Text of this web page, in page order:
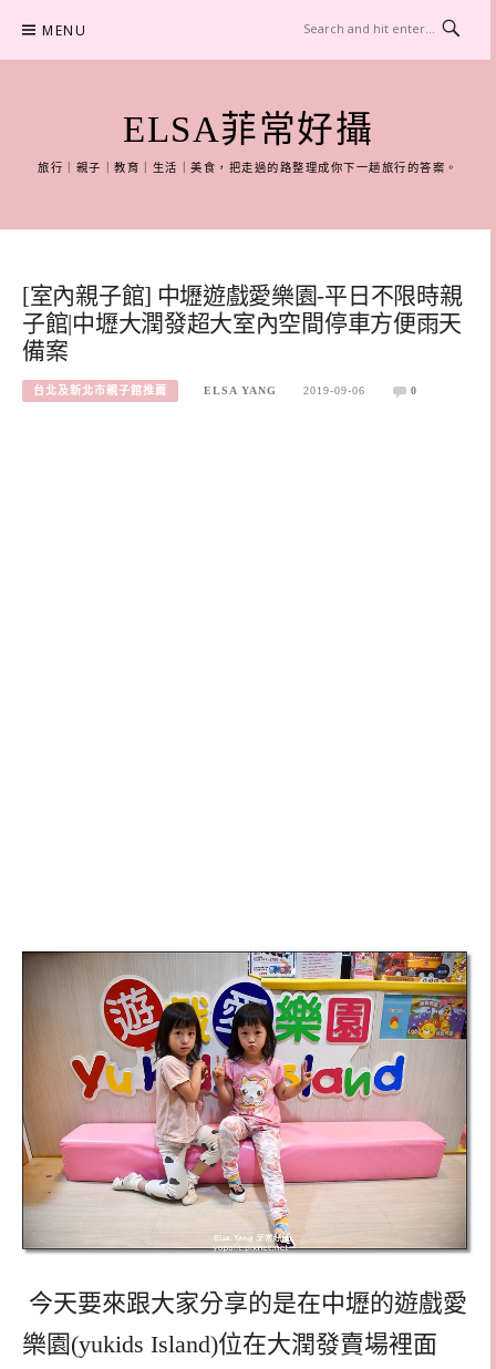
content
MENU
ELSA菲常好攝
旅行｜親子｜教育｜生活｜美食，把走過的路整理成你下一趟旅行的答案。
[室內親子館] 中壢遊戲愛樂園-平日不限時親
子館|中壢大潤發超大室內空間停車方便雨天
備案
台北及新北市親子館推薦 ELSA YANG 2019-09-06 0
今天要來跟大家分享的是在中壢的遊戲愛
樂園(yukids Island)位在大潤發賣場裡面